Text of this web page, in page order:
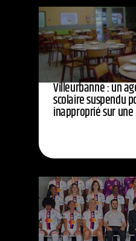
Villeurbanne : un
scolaire suspendu
inapproprié sur